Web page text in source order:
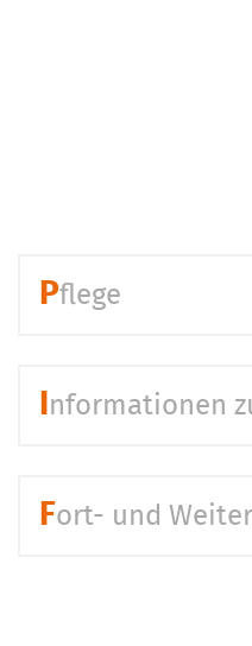
Pflege
nformationen
Fort- und